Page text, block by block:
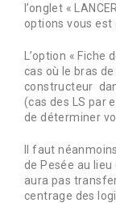
l’onglet «
options vous est
L’option «
cas où le bras
constructeur
(cas des LS par
de déterminer
Il faut
de Pesée au lieu
aura pas
centrage des